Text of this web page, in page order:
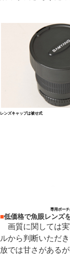
レンズキャップは被せ式
専用ポー
■低価格で魚眼レンズ
画質に関しては
ルから判断いただ
放では甘さがある